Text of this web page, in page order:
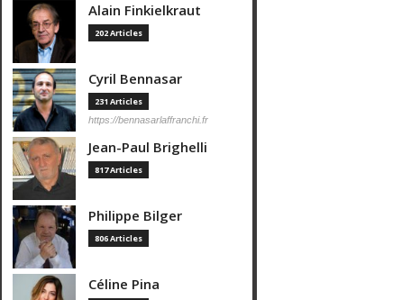
Alain Finkielkraut
202 Articles
Cyril Bennasar
231 Articles
https://bennasarlaffranchi.fr
Jean-Paul Brighelli
817 Articles
Philippe Bilger
806 Articles
Céline Pina